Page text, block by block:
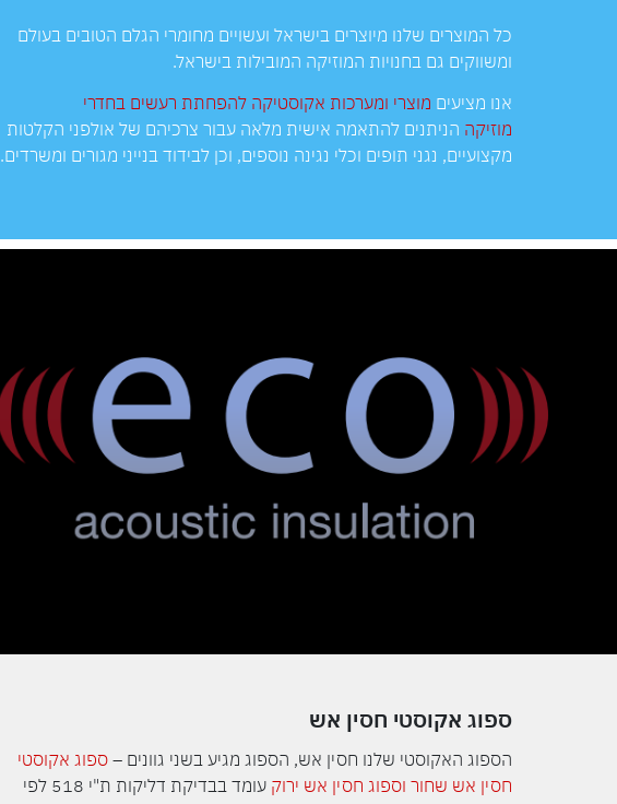
כל המוצרים שלנו מיוצרים בישראל ועשויים מחומרי הגלם הטובים בעולם
ומשווקים גם בחנויות המוזיקה המובילות בישראל.
אנו מציעים מוצרי ומערכות אקוסטיקה להפחתת רעשים בחדרי
מוזיקה הניתנים להתאמה אישית מלאה עבור צרכיהם של אולפני הקלטות
מקצועיים, נגני תופים וכלי נגינה נוספים, וכן לבידוד בנייני מגורים ומשרדים.
ספוג אקוסטי חסין אש
הספוג האקוסטי שלנו חסין אש, הספוג מגיע בשני גוונים – ספוג אקוסטי
חסין אש שחור וספוג חסין אש ירוק
עומד בבדיקת דליקות ת"י 518 לפי